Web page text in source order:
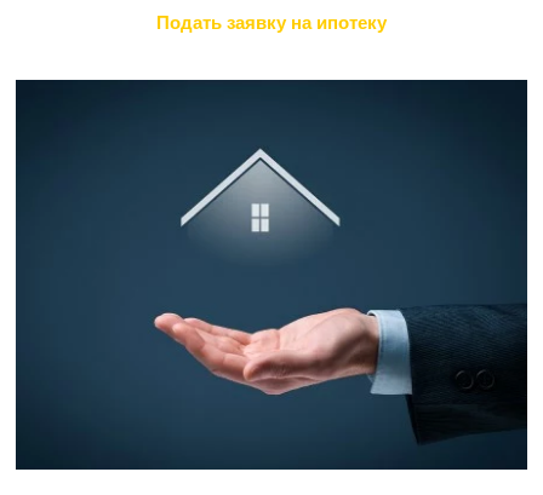
Подать заявку на ипотеку